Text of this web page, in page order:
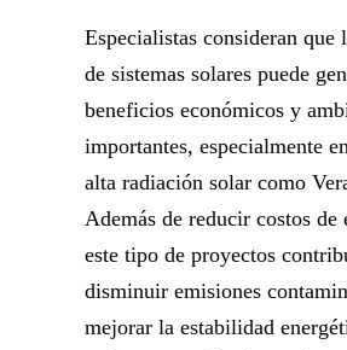
Especialistas consideran que
de sistemas solares puede
beneficios económicos y
importantes, especialmente
alta radiación solar como
Además de reducir costos de
este tipo de proyectos
disminuir emisiones
mejorar la estabilidad